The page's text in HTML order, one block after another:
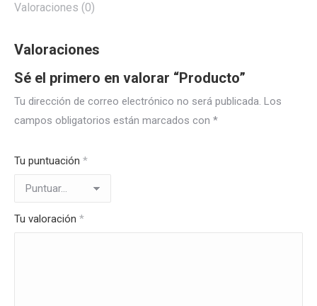
Valoraciones (0)
Valoraciones
Sé el primero en valorar “Producto”
Tu dirección de correo electrónico no será publicada. Los
campos obligatorios están marcados con *
Tu puntuación *
Tu valoración *